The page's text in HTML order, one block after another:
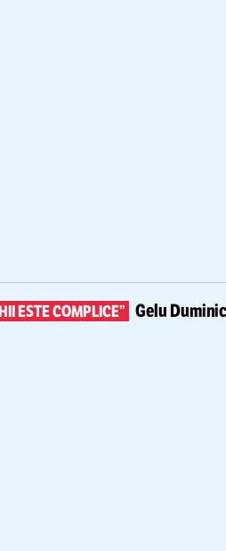
ESTE COMPLICE” Gelu